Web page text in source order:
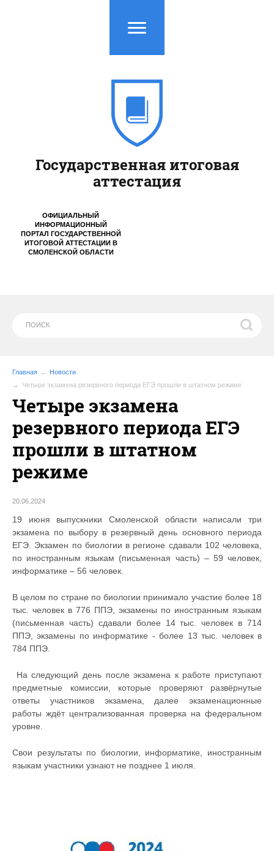
ОФИЦИАЛЬНЫЙ
ИНФОРМАЦИОННЫЙ
ПОРТАЛ ГОСУДАРСТВЕННОЙ
ИТОГОВОЙ АТТЕСТАЦИИ В
СМОЛЕНСКОЙ ОБЛАСТИ
Государственная итоговая
аттестация
Главная
Новости
Четыре экзамена резервного периода ЕГЭ прошли в штатном режиме
Четыре экзамена
резервного периода ЕГЭ
прошли в штатном
режиме
20.06.2024
19 июня выпускники Смоленской области написали три
экзамена по выбору в резервный день основного периода
ЕГЭ. Экзамен по биологии в регионе сдавали 102 человека,
по иностранным языкам (письменная часть) – 59 человек,
информатике – 56 человек.
В целом по стране по биологии принимало участие более 18
тыс. человек в 776 ППЭ, экзамены по иностранным языкам
(письменная часть) сдавали более 14 тыс. человек в 714
ППЭ, экзамены по информатике - более 13 тыс. человек в
784 ППЭ.
На следующий день после экзамена к работе приступают
предметные комиссии, которые проверяют развёрнутые
ответы участников экзамена, далее экзаменационные
работы ждёт централизованная проверка на федеральном
уровне.
Свои результаты по биологии, информатике, иностранным
языкам участники узнают не позднее 1 июля.